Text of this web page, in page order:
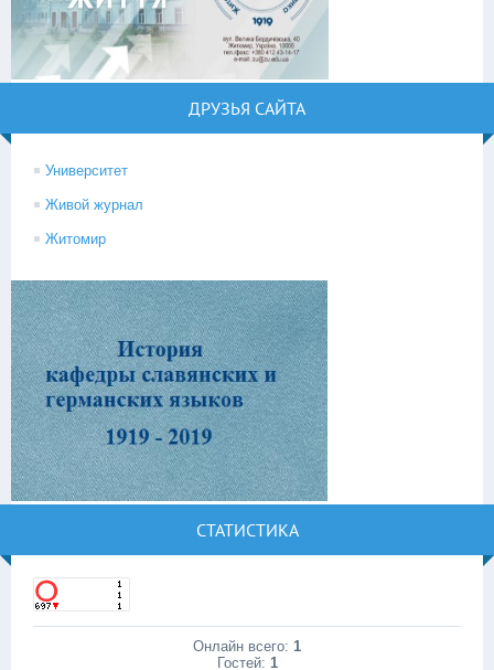
ДРУЗЬЯ САЙТА
Университет
Живой журнал
Житомир
СТАТИСТИКА
Онлайн всего: 1
Гостей: 1